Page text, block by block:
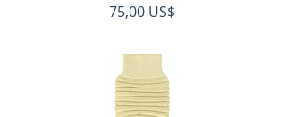
Pris
75,00 US$